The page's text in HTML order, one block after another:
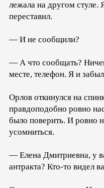
лежала на другом стуле.
переставил.
— И не сообщили?
— А что сообщать?
месте, телефон. Я и
Орлов откинулся на
правдоподобно ровно
было поверить. И ровно
усомниться.
— Елена Дмитриевна, у
антракта? Кто-то видел